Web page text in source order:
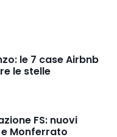
le 7 case Airbnb
le stelle
FS: nuovi
Monferrato